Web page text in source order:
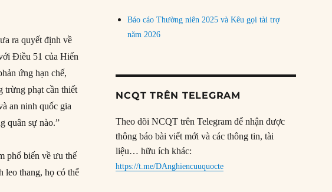
ra quyết định về
Điều 51 của Hiến
ứng hạn chế,
trừng phạt cần thiết
an ninh quốc gia
quân sự nào.”
phổ biến về ưu thế
leo thang, họ có thể
Báo cáo Thường niên 2025 và Kêu gọi tài trợ
năm 2026
NCQT TRÊN TELEGRAM
Theo dõi NCQT trên Telegram để nhận được
thông báo bài viết mới và các thông tin, tài
liệu… hữu ích khác:
https://t.me/DAnghiencuuquocte